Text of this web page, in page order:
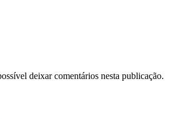
deixar comentários nesta publicação.